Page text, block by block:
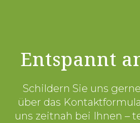
Entspannt
Schildern Sie uns
über das
uns zeitnah bei Ihnen –